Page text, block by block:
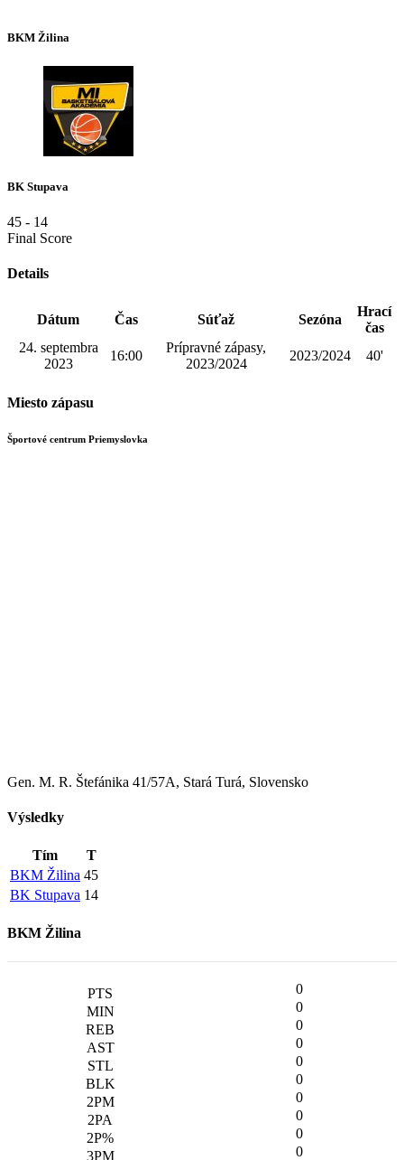
BKM Žilina
BK Stupava
45 - 14
Final Score
Details
Dátum Čas Súťaž Sezóna
Hrací
čas
24. septembra
2023
16:00
Prípravné zápasy,
2023/2024
2023/2024 40'
Miesto zápasu
Športové centrum Priemyslovka
Gen. M. R. Štefánika 41/57A, Stará Turá, Slovensko
Výsledky
Tím
T
BKM Žilina 45
BK Stupava 14
BKM Žilina
0
0
0
0
0
0
0
0
0
0